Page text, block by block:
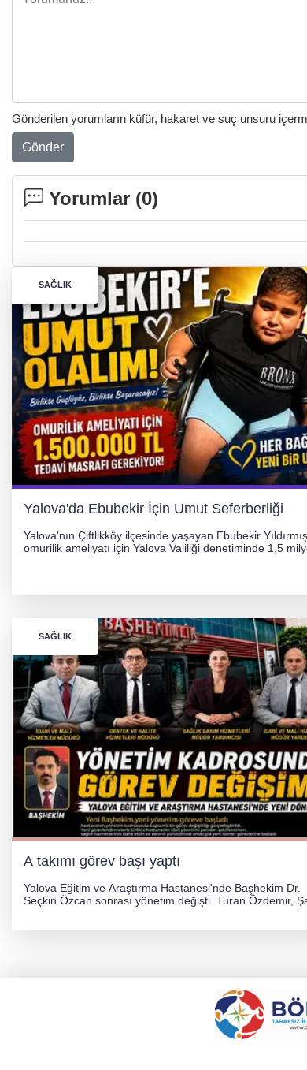
Gönderilen yorumların küfür, hakaret ve suç unsuru
Gönder
Yorumlar (0)
SAĞLIK
Yalova'da Ebubekir İçin Umut Seferberliği
Yalova'nın Çiftlikköy ilçesinde yaşayan Ebubekir
omurilik ameliyatı için Yalova Valiliği denetiminde 1,5
SAĞLIK
A takımı görev başı yaptı
Yalova Eğitim ve Araştırma Hastanesi'nde Başhekim Dr.
Seçkin Özcan sonrası yönetim değişti. Turan Özdemir,